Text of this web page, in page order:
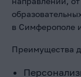
в Симферополе
Преимущества